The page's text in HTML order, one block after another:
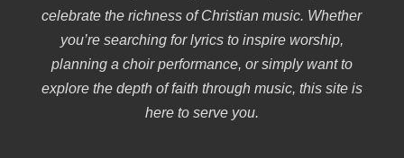
celebrate the richness of Christian music. Whether
you’re searching for lyrics to inspire worship,
planning a choir performance, or simply want to
explore the depth of faith through music, this site is
here to serve you.